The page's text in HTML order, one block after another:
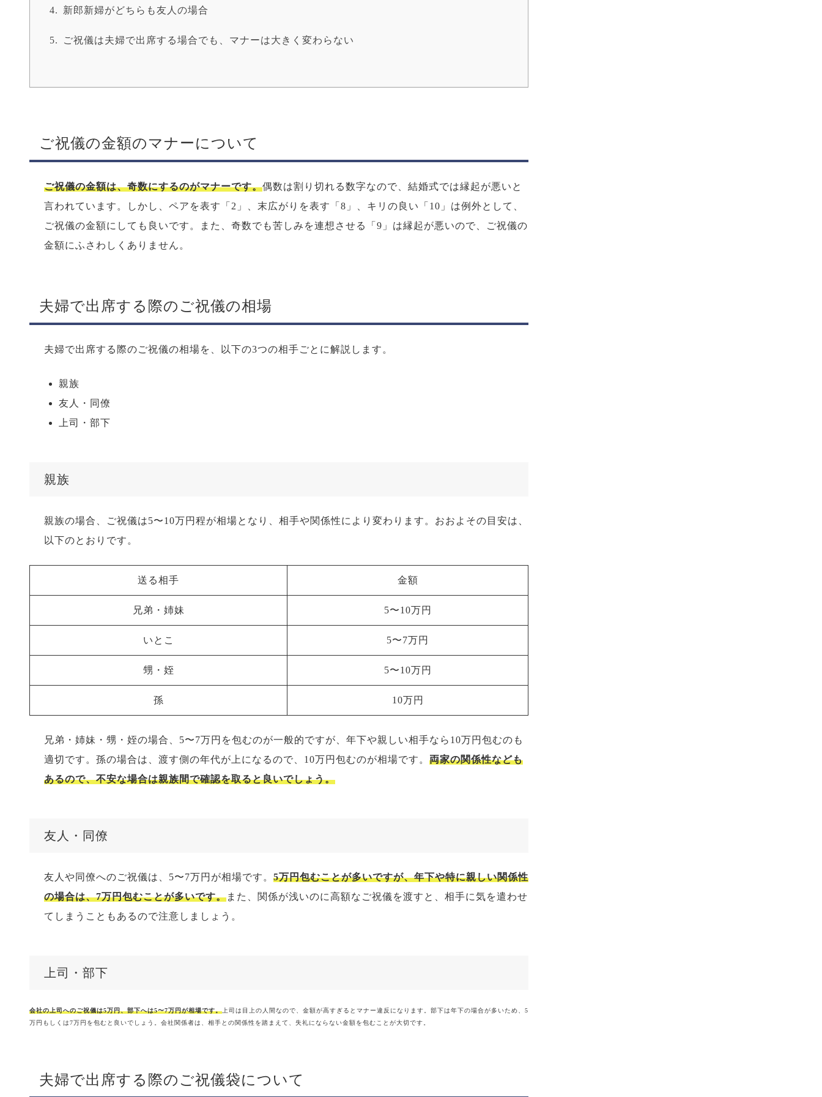
新郎新婦がどちらも友人の場合
ご祝儀は夫婦で出席する場合でも、マナーは大きく変わらない
ご祝儀の金額のマナーについて
ご祝儀の金額は、奇数にするのがマナーです。偶数は割り切れる数字なので、結婚式では縁起が悪いと
言われています。しかし、ペアを表す「2」、末広がりを表す「8」、キリの良い「10」は例外として、
ご祝儀の金額にしても良いです。また、奇数でも苦しみを連想させる「9」は縁起が悪いので、ご祝儀の
金額にふさわしくありません。
夫婦で出席する際のご祝儀の相場
夫婦で出席する際のご祝儀の相場を、以下の3つの相手ごとに解説します。
親族
友人・同僚
上司・部下
親族
親族の場合、ご祝儀は5〜10万円程が相場となり、相手や関係性により変わります。おおよその目安は、
以下のとおりです。
送る相手 金額
兄弟・姉妹 5〜10万円
いとこ 5〜7万円
甥・姪 5〜10万円
孫 10万円
兄弟・姉妹・甥・姪の場合、5〜7万円を包むのが一般的ですが、年下や親しい相手なら10万円包むのも
適切です。孫の場合は、渡す側の年代が上になるので、10万円包むのが相場です。 両家の関係性なども
あるので、不安な場合は親族間で確認を取ると良いでしょう。
友人・同僚
友人や同僚へのご祝儀は、5〜7万円が相場です。 5万円包むことが多いですが、年下や特に親しい関係性
の場合は、7万円包むことが多いです。また、関係が浅いのに高額なご祝儀を渡すと、相手に気を遣わせ
てしまうこともあるので注意しましょう。
上司・部下
会社の上司へのご祝儀は5万円、部下へは5〜7万円が相場です。 上司は目上の人間なので、金額が高すぎるとマナー違反になります。部下は年下の場合が多いため、5
万円もしくは7万円を包むと良いでしょう。会社関係者は、相手との関係性を踏まえて、失礼にならない金額を包むことが大切です。
夫婦で出席する際のご祝儀袋について